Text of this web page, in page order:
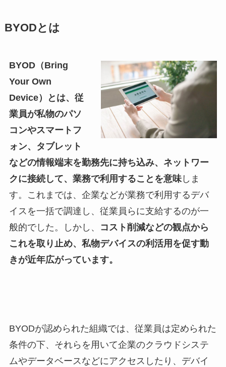
BYODとは
BYOD（Bring
Your Own
Device）とは、従
業員が私物のパソ
コンやスマートフ
ォン、タブレット
などの情報端末を勤務先に持ち込み、ネットワー
クに接続して、業務で利用することを意味しま
す。これまでは、企業などが業務で利用するデバ
イスを一括で調達し、従業員らに支給するのが一
般的でした。しかし、
コスト削減などの観点から
これを取り止め、私物デバイスの利活用を促す動
きが近年広がっています。
BYODが認められた組織では、従業員は定められた
条件の下、それらを用いて企業のクラウドシステ
ムやデータベースなどにアクセスしたり、デバイ